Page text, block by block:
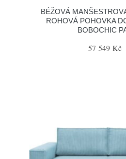
BÉŽOVÁ
ROHOVÁ POHOVKA
BOBOCHIC
57 549 Kč